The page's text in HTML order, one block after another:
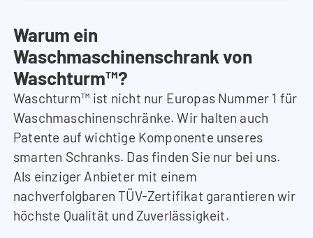
Warum ein
Waschmaschinenschrank von
Waschturm™?
Waschturm™ ist nicht nur Europas Nummer 1 für
Waschmaschinenschränke. Wir halten auch
Patente auf wichtige Komponente unseres
smarten Schranks. Das finden Sie nur bei uns.
Als einziger Anbieter mit einem
nachverfolgbaren TÜV-Zertifikat garantieren wir
höchste Qualität und Zuverlässigkeit.